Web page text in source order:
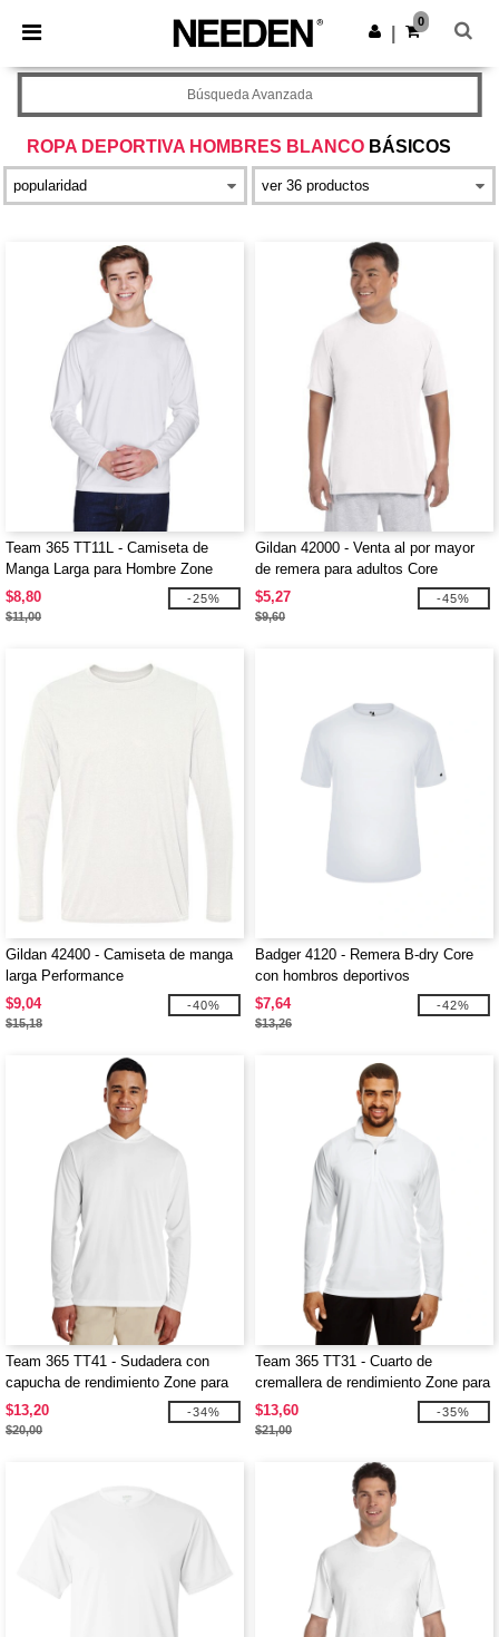
× App de Needen
¡Mejores precios en app!
Descargar app
0
ROPA DEPORTIVA HOMBRES BLANCO BÁSICOS
Búsqueda Avanzada
Team 365 TT11L - Camiseta de
Manga Larga para Hombre Zone
Performance
$8,80
$11,00
-25%
Gildan 42000 - Venta al por mayor
de remera para adultos Core
Performance de manga corta
$5,27
$9,60
-45%
Gildan 42400 - Camiseta de manga
larga Performance
$9,04
$15,18
-40%
Badger 4120 - Remera B-dry Core
con hombros deportivos
$7,64
$13,26
-42%
Team 365 TT41 - Sudadera con
capucha de rendimiento Zone para
hombre
$13,20
$20,00
-34%
Team 365 TT31 - Cuarto de
cremallera de rendimiento Zone para
hombre
$13,60
$21,00
-35%